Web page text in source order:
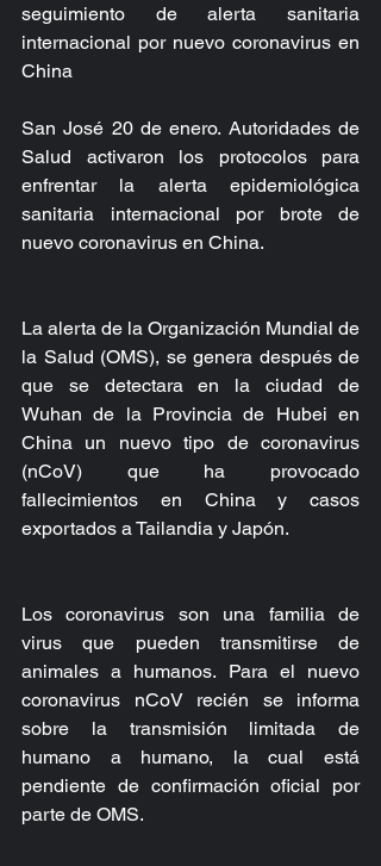
seguimiento de alerta sanitaria
internacional por nuevo coronavirus en
China
San José 20 de enero. Autoridades de
Salud activaron los protocolos para
enfrentar la alerta epidemiológica
sanitaria internacional por brote de
nuevo coronavirus en China.
La alerta de la Organización Mundial de
la Salud (OMS), se genera después de
que se detectara en la ciudad de
Wuhan de la Provincia de Hubei en
China un nuevo tipo de coronavirus
(nCoV) que ha provocado
fallecimientos en China y casos
exportados a Tailandia y Japón.
Los coronavirus son una familia de
virus que pueden transmitirse de
animales a humanos. Para el nuevo
coronavirus nCoV recién se informa
sobre la transmisión limitada de
humano a humano, la cual está
pendiente de confirmación oficial por
parte de OMS.